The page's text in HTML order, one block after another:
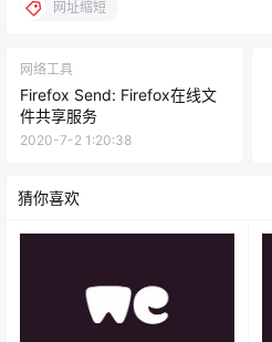
网址缩短
网络工具
Firefox Send: Firefox在线文
件共享服务
2020-7-2 1:20:38
猜你喜欢